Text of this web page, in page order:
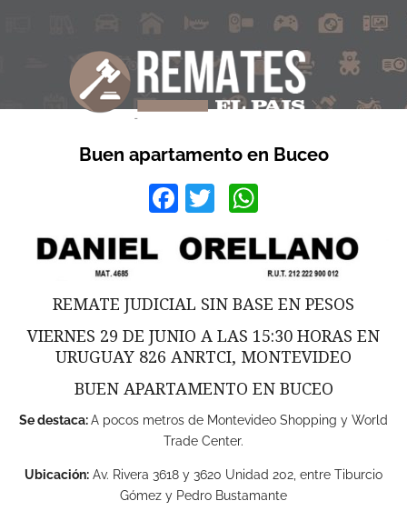
Buen apartamento en Buceo
Facebook
Twitter
REMATE JUDICIAL SIN BASE EN PESOS
VIERNES 29 DE JUNIO A LAS 15:30 HORAS EN
URUGUAY 826 ANRTCI, MONTEVIDEO
BUEN APARTAMENTO EN BUCEO
Se destaca:A pocos metros de Montevideo Shopping y World
Trade Center.
Ubicación: Av. Rivera 3618 y 3620 Unidad 202, entre Tiburcio
Gómez y Pedro Bustamante